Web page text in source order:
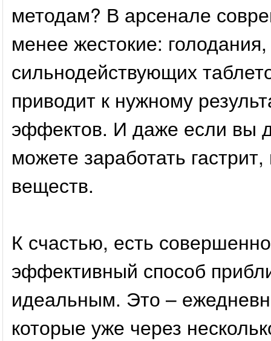
методам? В арсенале
менее жестокие:
сильнодействующих
приводит к нужному
эффектов. И даже если вы
можете заработать
веществ.
К счастью, есть
эффективный способ
идеальным. Это –
которые уже через